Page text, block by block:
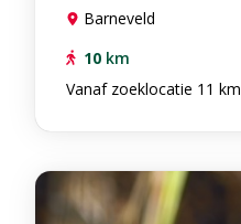
Barneveld
10 km
Vanaf zoeklocatie 11 km